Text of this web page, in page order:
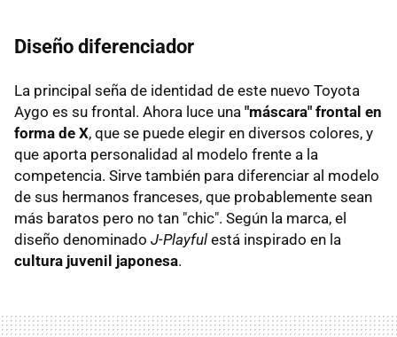
Diseño diferenciador
La principal seña de identidad de este nuevo Toyota
Aygo es su frontal. Ahora luce una "máscara" frontal en
forma de X, que se puede elegir en diversos colores, y
que aporta personalidad al modelo frente a la
competencia. Sirve también para diferenciar al modelo
de sus hermanos franceses, que probablemente sean
más baratos pero no tan "chic". Según la marca, el
diseño denominado J-Playful está inspirado en la
cultura juvenil japonesa.